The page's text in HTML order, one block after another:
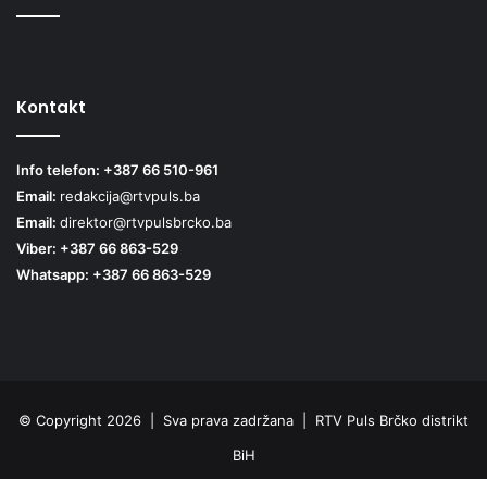
Kontakt
Info telefon: +387 66 510-961
Email: redakcija@rtvpuls.ba
Email: direktor@rtvpulsbrcko.ba
Viber: +387 66 863-529
Whatsapp: +387 66 863-529
© Copyright 2026 | Sva prava zadržana | RTV Puls Brčko distrikt
BiH